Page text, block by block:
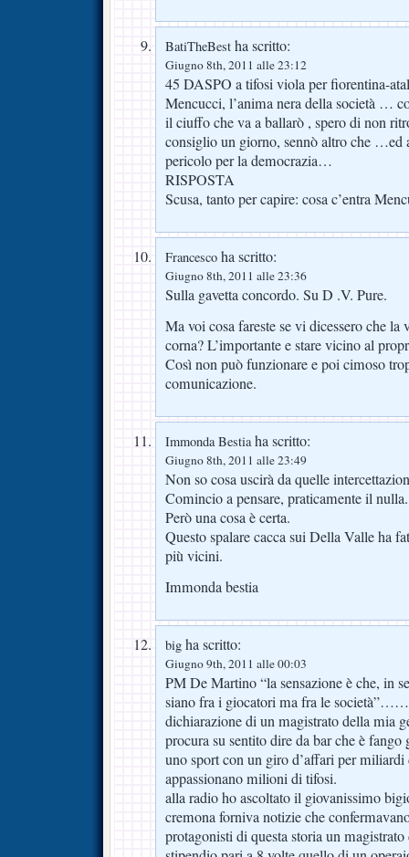
BatiTheBest ha scritto:
Giugno 8th, 2011 alle 23:12
45 DASPO a tifosi viola per fiorentina-
Mencucci, l’anima nera della società …
il ciuffo che va a ballarò , spero di non
consiglio un giorno, sennò altro che …ed
pericolo per la democrazia…
RISPOSTA
Scusa, tanto per capire: cosa c’entra
Francesco ha scritto:
Giugno 8th, 2011 alle 23:36
Sulla gavetta concordo. Su D .V. Pure.
Ma voi cosa fareste se vi dicessero che
corna? L’importante e stare vicino al
Così non può funzionare e poi cimoso
comunicazione.
Immonda Bestiaha scritto:
Giugno 8th, 2011 alle 23:49
Non so cosa uscirà da quelle
Comincio a pensare, praticamente il nulla.
Però una cosa è certa.
Questo spalare cacca sui Della Valle ha
più vicini.
Immonda bestia
big ha scritto:
Giugno 9th, 2011 alle 00:03
PM De Martino “la sensazione è che, in
siano fra i giocatori ma fra le
dichiarazione di un magistrato della mia
procura su sentito dire da bar che è
uno sport con un giro d’affari per
appassionano milioni di tifosi.
alla radio ho ascoltato il giovanissimo
cremona forniva notizie che
protagonisti di questa storia un